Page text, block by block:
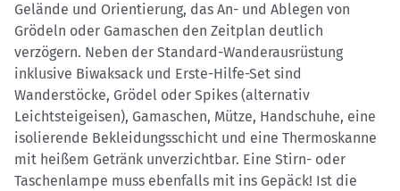
Gelände und Orientierung, das An- und Ablegen von
Grödeln oder Gamaschen den Zeitplan deutlich
verzögern. Neben der Standard-Wanderausrüstung
inklusive Biwaksack und Erste-Hilfe-Set sind
Wanderstöcke, Grödel oder Spikes (alternativ
Leichtsteigeisen), Gamaschen, Mütze, Handschuhe, eine
isolierende Bekleidungsschicht und eine Thermoskanne
mit heißem Getränk unverzichtbar. Eine Stirn- oder
Taschenlampe muss ebenfalls mit ins Gepäck! Ist die